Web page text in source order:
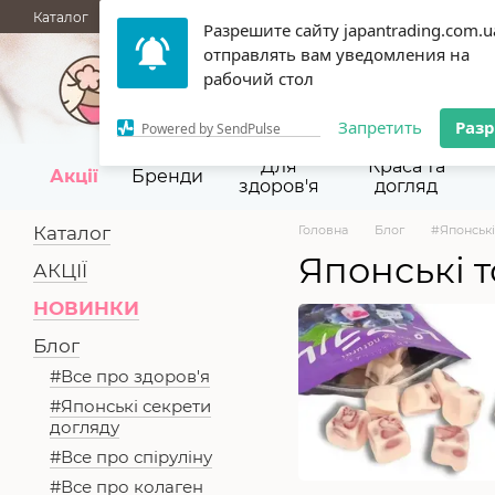
Разрешите сайту
отправлять вам уведомления на
рабочий стол
Powered by SendPulse Запретить
Перейти до основного контенту
Каталог АКЦІЇ НОВИНКИ
Термін придатності
Відгуки Про нас Контакти
067 945-92-29,093
Акції Бренди
Для
здоров'я
Краса та
догляд
Головна Блог
Японські
Каталог
АКЦІЇ
НОВИНКИ
Блог
#Все про здоров'я
#Японські секрети
догляду
#Все про спіруліну
#Все про колаген